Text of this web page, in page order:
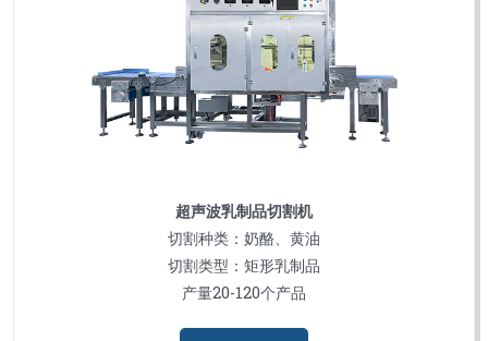
超声波乳制品切割机
切割种类：奶酪、黄油
切割类型：矩形乳制品
产量20-120个产品